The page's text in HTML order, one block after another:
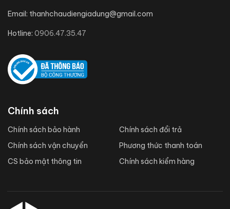
Email: thanhchaudiengiadung@gmail.com
Hotline: 0906.47.35.47
Chính sách
Chính sách bảo hành
Chính sách vận chuyển
CS bảo mật thông tin
Chính sách đổi trả
Phương thức thanh toán
Chính sách kiểm hàng